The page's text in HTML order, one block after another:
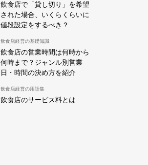
飲食店で「貸し切り」を希望
された場合、いくらくらいに
値段設定をするべき？
飲食店経営の基礎知識
飲食店の営業時間は何時から
何時まで？ジャンル別営業
日・時間の決め方を紹介
飲食店経営の用語集
飲食店のサービス料とは